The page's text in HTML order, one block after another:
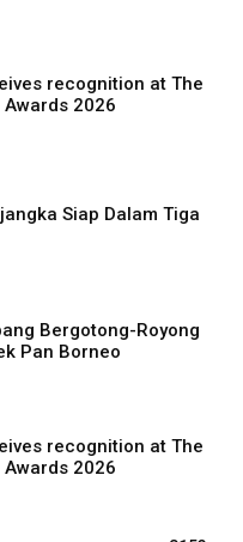
recognition at The
2026
Siap Dalam Tiga
Bergotong-Royong
Pan Borneo
recognition at The
2026